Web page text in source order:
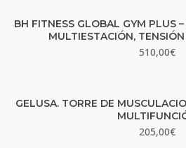
BH FITNESS GLOBAL GYM PLUS
MULTIESTACIÓN,
510,00€
GELUSA. TORRE DE
205,00€